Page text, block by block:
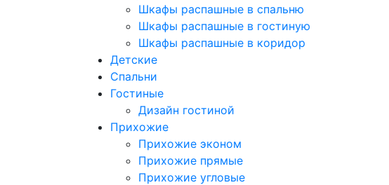
Шкафы распашные в спальню
Шкафы распашные в гостиную
Шкафы распашные в коридор
Детские
Спальни
Гостиные
Дизайн гостиной
Прихожие
Прихожие эконом
Прихожие прямые
Прихожие угловые